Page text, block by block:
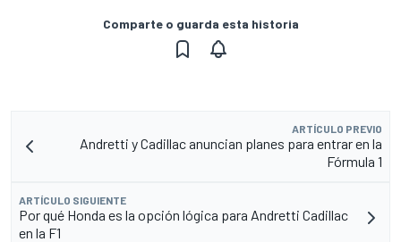
Comparte o guarda esta historia
ARTÍCULO PREVIO
Andretti y Cadillac anuncian planes para entrar en la
Fórmula 1
ARTÍCULO SIGUIENTE
Por qué Honda es la opción lógica para Andretti Cadillac
en la F1